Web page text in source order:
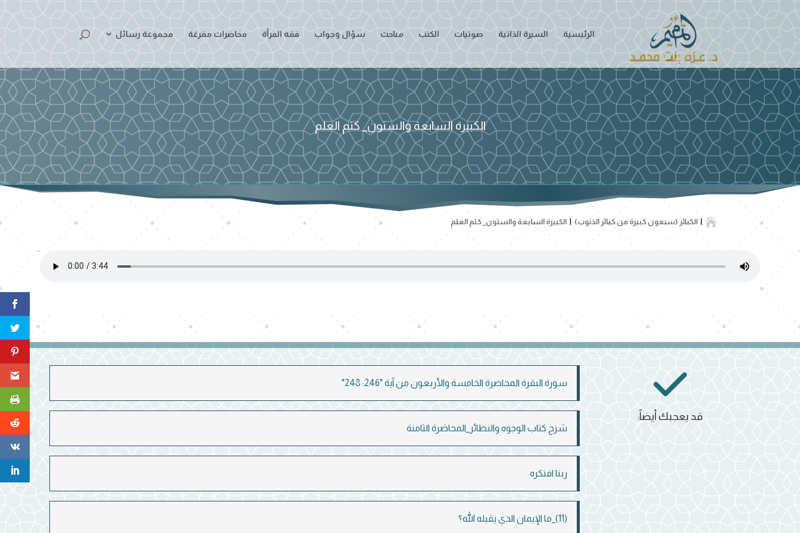
الرئيسية السيرة الذاتية صوتيات الكتب مباحث سؤال وجواب فقه المرأة محاضرات مفرغة مجموعة رسائل
الكبيرة السابعة والستون_ كتم العلم
 الكبائر (سبعون كبيرة من كبائر الذنوب) الكبيرة السابعة والستون_ كتم العلم
سورة البقرة المحاضرة الخامسة والأربعون من آية "246: 248"
شرح كتاب الوجوه والنظائر_المحاضرة الثامنة
ربنا افتكره
(11)_ما الإيمان الذي يقبله الله؟
قد يعجبك أيضاً: